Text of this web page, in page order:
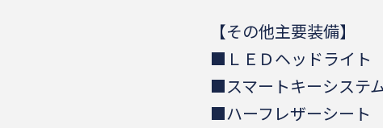
【その他主要装備】
■ＬＥＤヘッドライ
■スマートキーシステ
■ハーフレザーシー